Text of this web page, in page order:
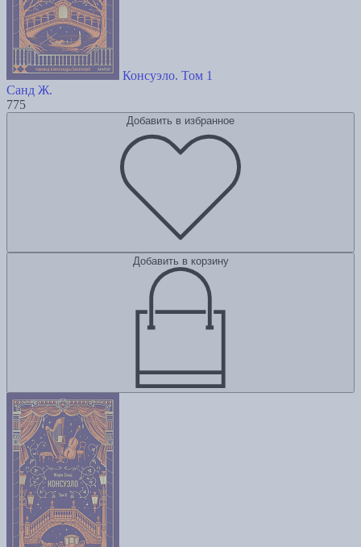
Консуэло. Том 1
Санд Ж.
775
Добавить в избранное
Добавить в корзину